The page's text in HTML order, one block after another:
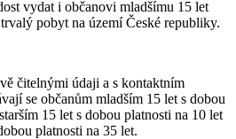
vydat i občanovi mladšímu 15 let
pobyt na území České republiky.
čitelnými údaji a s kontaktním
se občanům mladším 15 let s dobou
15 let s dobou platnosti na 10 let
platnosti na 35 let.